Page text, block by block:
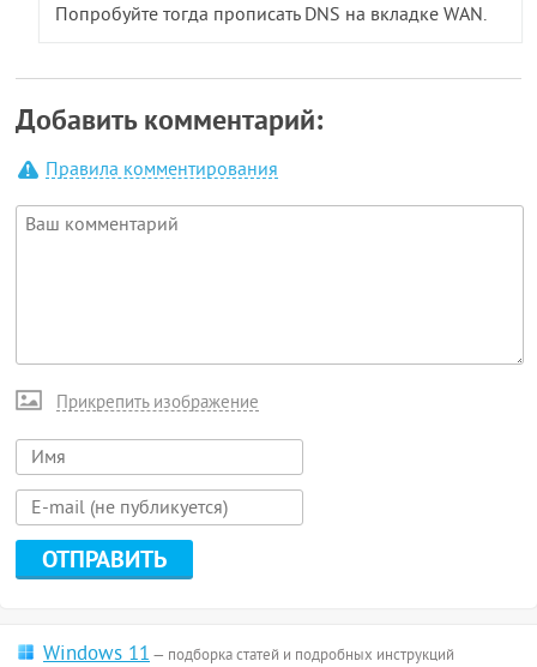
Попробуйте тогда прописать DNS на вкладке WAN.
Добавить комментарий:
Правила комментирования
Прикрепить изображение
Windows 11— подборка статей и подробных инструкций